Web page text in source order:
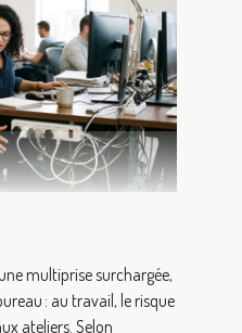
multiprise surchargée,
: au travail, le risque
ateliers. Selon